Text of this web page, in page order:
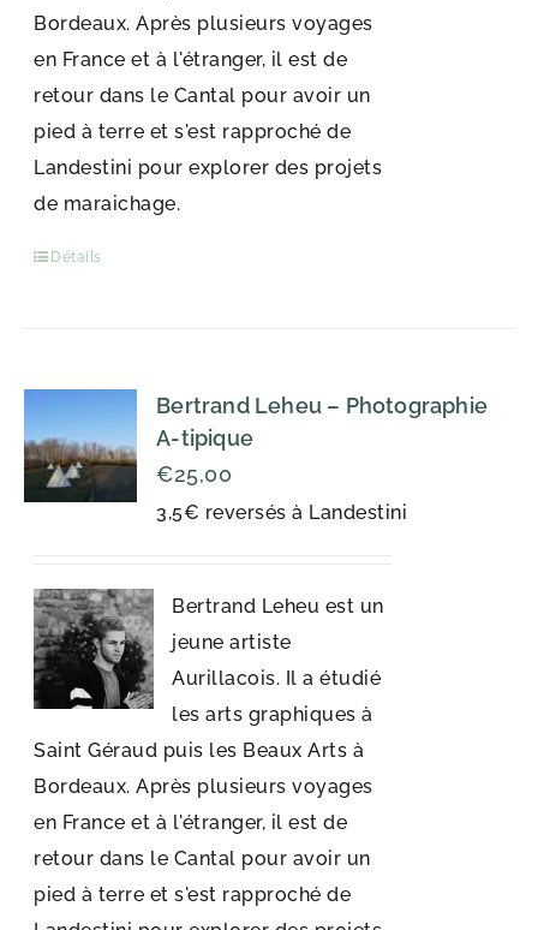
Bordeaux. Après plusieurs voyages
en France et à l'étranger, il est de
retour dans le Cantal pour avoir un
pied à terre et s'est rapproché de
Landestini pour explorer des projets
de maraichage.
Détails
Bertrand Leheu – Photographie
A-tipique
3,5€ reversés à Landestini
€25,00
Bertrand Leheu est un
jeune artiste
Aurillacois. Il a étudié
les arts graphiques à
Saint Géraud puis les Beaux Arts à
Bordeaux. Après plusieurs voyages
en France et à l'étranger, il est de
retour dans le Cantal pour avoir un
pied à terre et s'est rapproché de